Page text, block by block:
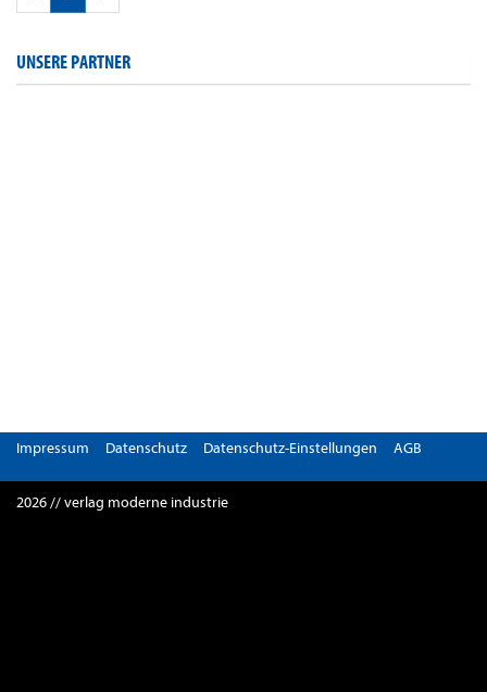
UNSERE PARTNER
Impressum Datenschutz Datenschutz-Einstellungen AGB
2026 // verlag moderne industrie